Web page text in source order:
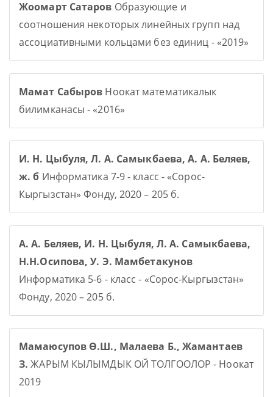
Жоомарт Сатаров Образующие и
соотношения некоторых линейных групп над
ассоциативными кольцами без единиц - «2019»
Мамат Сабыров Ноокат математикалык
билимканасы - «2016»
И. Н. Цыбуля, Л. А. Самыкбаева, А. А. Беляев,
ж. б Информатика 7-9 - класс - «Сорос-
Кыргызстан» Фонду, 2020 – 205 б.
А. А. Беляев, И. Н. Цыбуля, Л. А. Самыкбаева,
Н.Н.Осипова, У. Э. Мамбетакунов
Информатика 5-6 - класс - «Сорос-Кыргызстан»
Фонду, 2020 – 205 б.
Мамаюсупов Ө.Ш., Малаева Б., Жамантаев
З. ЖАРЫМ КЫЛЫМДЫК ОЙ ТОЛГООЛОР - Ноокат
2019